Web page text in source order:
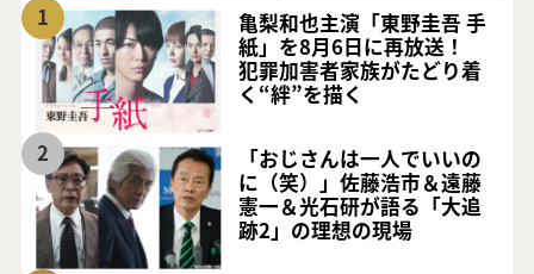
1
亀梨和也主演「東野圭吾 手
紙」を8月6日に再放送！
犯罪加害者家族がたどり着
く“絆”を描く
2
「おじさんは一人でいいの
に（笑）」佐藤浩市＆遠藤
憲一＆光石研が語る「大追
跡2」の理想の現場